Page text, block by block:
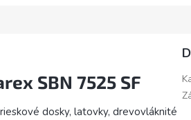
SBN 7525 SF
dosky, latovky, drevovláknité